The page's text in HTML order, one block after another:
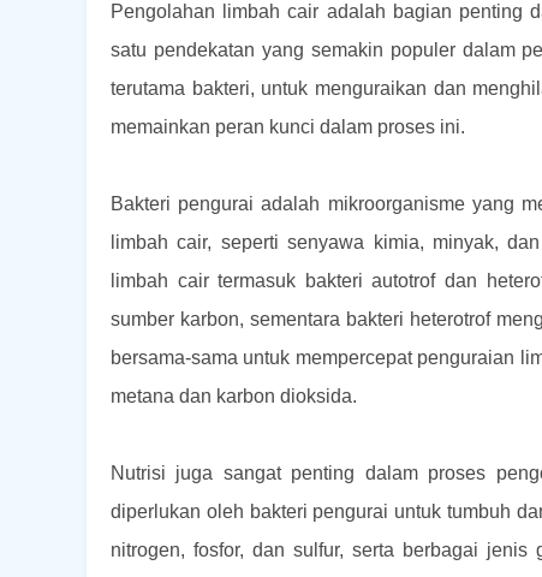
Pengolahan limbah cair adalah bagian penting
satu pendekatan yang semakin populer dalam
terutama bakteri, untuk menguraikan dan
memainkan peran kunci dalam proses ini.
Bakteri pengurai adalah mikroorganisme yang
limbah cair, seperti senyawa kimia, minyak,
limbah cair termasuk bakteri autotrof dan
sumber karbon, sementara bakteri heterotrof
bersama-sama untuk mempercepat penguraian
metana dan karbon dioksida.
Nutrisi juga sangat penting dalam proses
diperlukan oleh bakteri pengurai untuk tumbuh
nitrogen, fosfor, dan sulfur, serta berbagai